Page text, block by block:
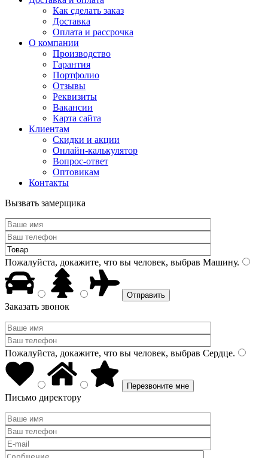
Как сделать заказ
Доставка
Оплата и рассрочка
О компании
Производство
Гарантия
Портфолио
Отзывы
Реквизиты
Вакансии
Карта сайта
Клиентам
Скидки и акции
Онлайн-калькулятор
Вопрос-ответ
Оптовикам
Контакты
Вызвать замерщика
Пожалуйста, докажите, что вы человек, выбрав Машину.
Заказать звонок
Пожалуйста, докажите, что вы человек, выбрав Сердце.
Письмо директору